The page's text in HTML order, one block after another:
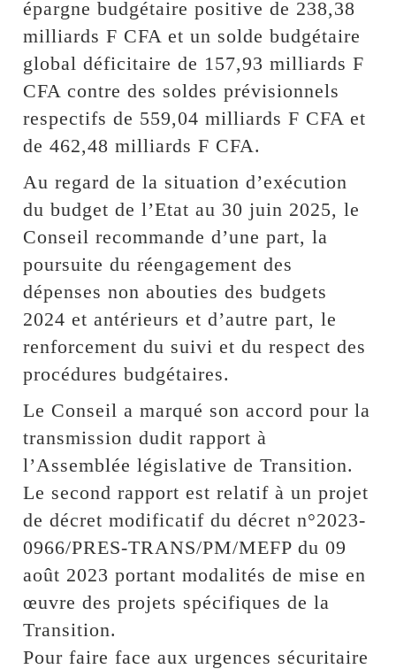
épargne budgétaire positive de 238,38
milliards F CFA et un solde budgétaire
global déficitaire de 157,93 milliards F
CFA contre des soldes prévisionnels
respectifs de 559,04 milliards F CFA et
de 462,48 milliards F CFA.
Au regard de la situation d’exécution
du budget de l’Etat au 30 juin 2025, le
Conseil recommande d’une part, la
poursuite du réengagement des
dépenses non abouties des budgets
2024 et antérieurs et d’autre part, le
renforcement du suivi et du respect des
procédures budgétaires.
Le Conseil a marqué son accord pour la
transmission dudit rapport à
l’Assemblée législative de Transition.
Le second rapport est relatif à un projet
de décret modificatif du décret n°2023-
0966/PRES-TRANS/PM/MEFP du 09
août 2023 portant modalités de mise en
œuvre des projets spécifiques de la
Transition.
Pour faire face aux urgences sécuritaire